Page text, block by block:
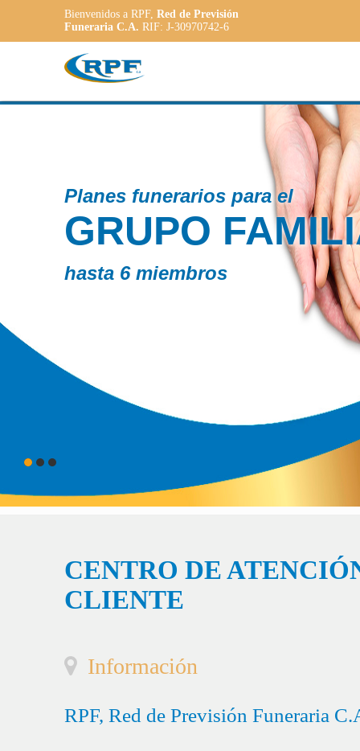
Bienvenidos a RPF, Red de Previsión
Funeraria C.A. RIF: J-30970742-6
a las
CENTRO DE
CLIENTE
Información
RPF, Red de Previsión Funeraria